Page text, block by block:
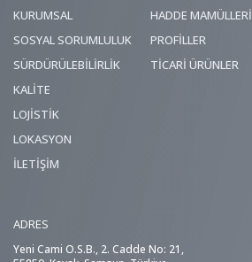
KURUMSAL
SOSYAL SORUMLULUK
SÜRDÜRÜLEBİLİRLİK
HADDE MAMÜLLERİ
PROFİLLER
TİCARİ ÜRÜNLER
KALİTE
LOJİSTİK
LOKASYON
İLETİŞİM
ADRES
Yeni Cami O.S.B., 2. Cadde No: 21,